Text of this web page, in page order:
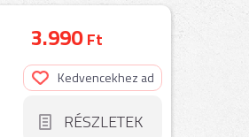
3.990Ft
Kedvencekhez ad
RÉSZLETEK